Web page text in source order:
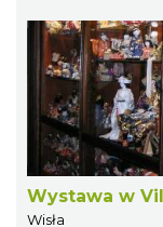
Wystawa w
Wisła